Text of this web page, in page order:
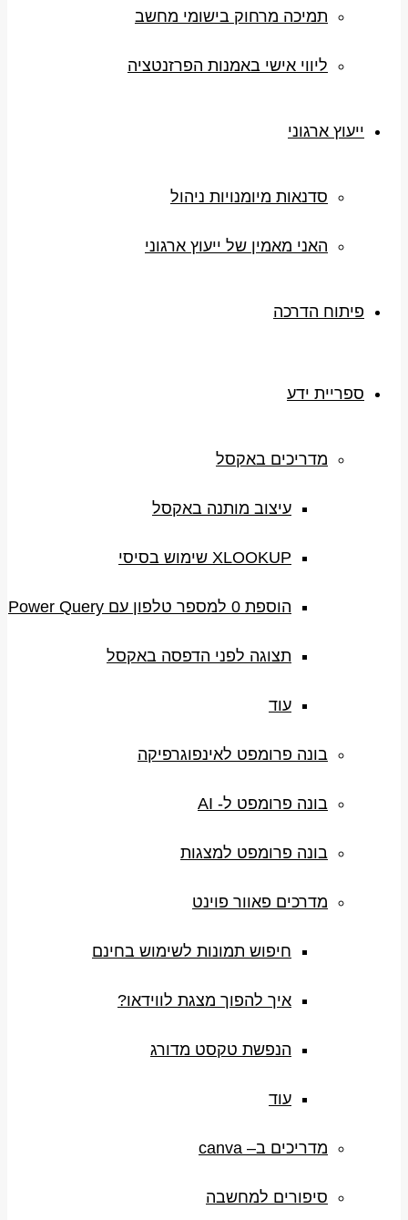
תמיכה מרחוק בישומי מחשב
ליווי אישי באמנות הפרזנטציה
ייעוץ ארגוני
סדנאות מיומנויות ניהול
האני מאמין של ייעוץ ארגוני
פיתוח הדרכה
ספריית ידע
מדריכים באקסל
עיצוב מותנה באקסל
XLOOKUP שימוש בסיסי
הוספת 0 למספר טלפון עם Power Query
תצוגה לפני הדפסה באקסל
עוד
בונה פרומפט לאינפוגרפיקה
בונה פרומפט ל- AI
בונה פרומפט למצגות
מדרכים פאוור פוינט
חיפוש תמונות לשימוש בחינם
איך להפוך מצגת לווידאו?
הנפשת טקסט מדורג
עוד
מדריכים ב– canva
סיפורים למחשבה